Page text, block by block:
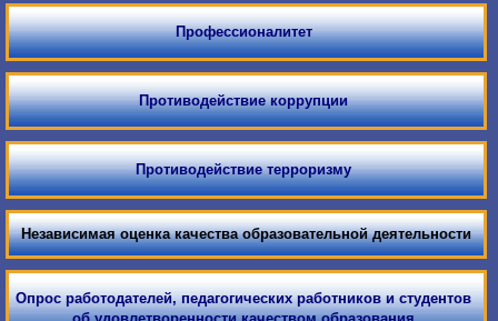
Профессионалитет
Противодействие коррупции
Противодействие терроризму
Независимая оценка качества образовательной деятельности
Опрос работодателей, педагогических работников и студентов